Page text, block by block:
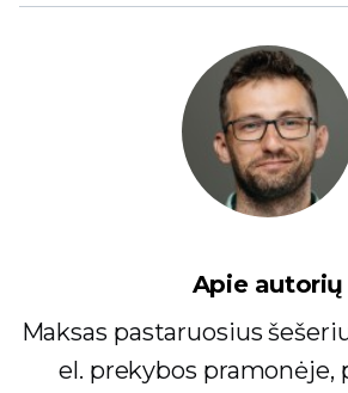
Apie autorių
Maksas pastaruosius
el. prekybos pramonėje,